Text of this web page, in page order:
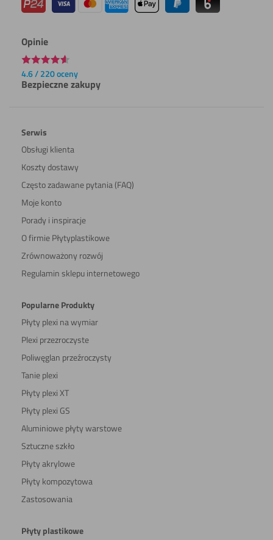
Opinie
4.6 / 220 oceny
Bezpieczne zakupy
Serwis
Obsługi klienta
Koszty dostawy
Często zadawane pytania (FAQ)
Moje konto
Porady i inspiracje
O firmie Płytyplastikowe
Zrównoważony rozwój
Regulamin sklepu internetowego
Popularne Produkty
Płyty plexi na wymiar
Plexi przezroczyste
Poliwęglan przeźroczysty
Tanie plexi
Płyty plexi XT
Płyty plexi GS
Aluminiowe płyty warstowe
Sztuczne szkło
Płyty akrylowe
Płyty kompozytowa
Zastosowania
Płyty plastikowe